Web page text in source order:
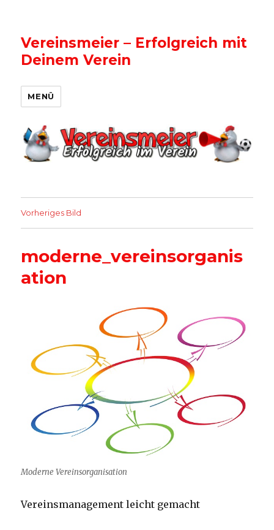
Vereinsmeier – Erfolgreich mit
Deinem Verein
MENÜ
Vorheriges Bild
moderne_vereinsorganis
ation
Moderne Vereinsorganisation
Vereinsmanagement leicht gemacht